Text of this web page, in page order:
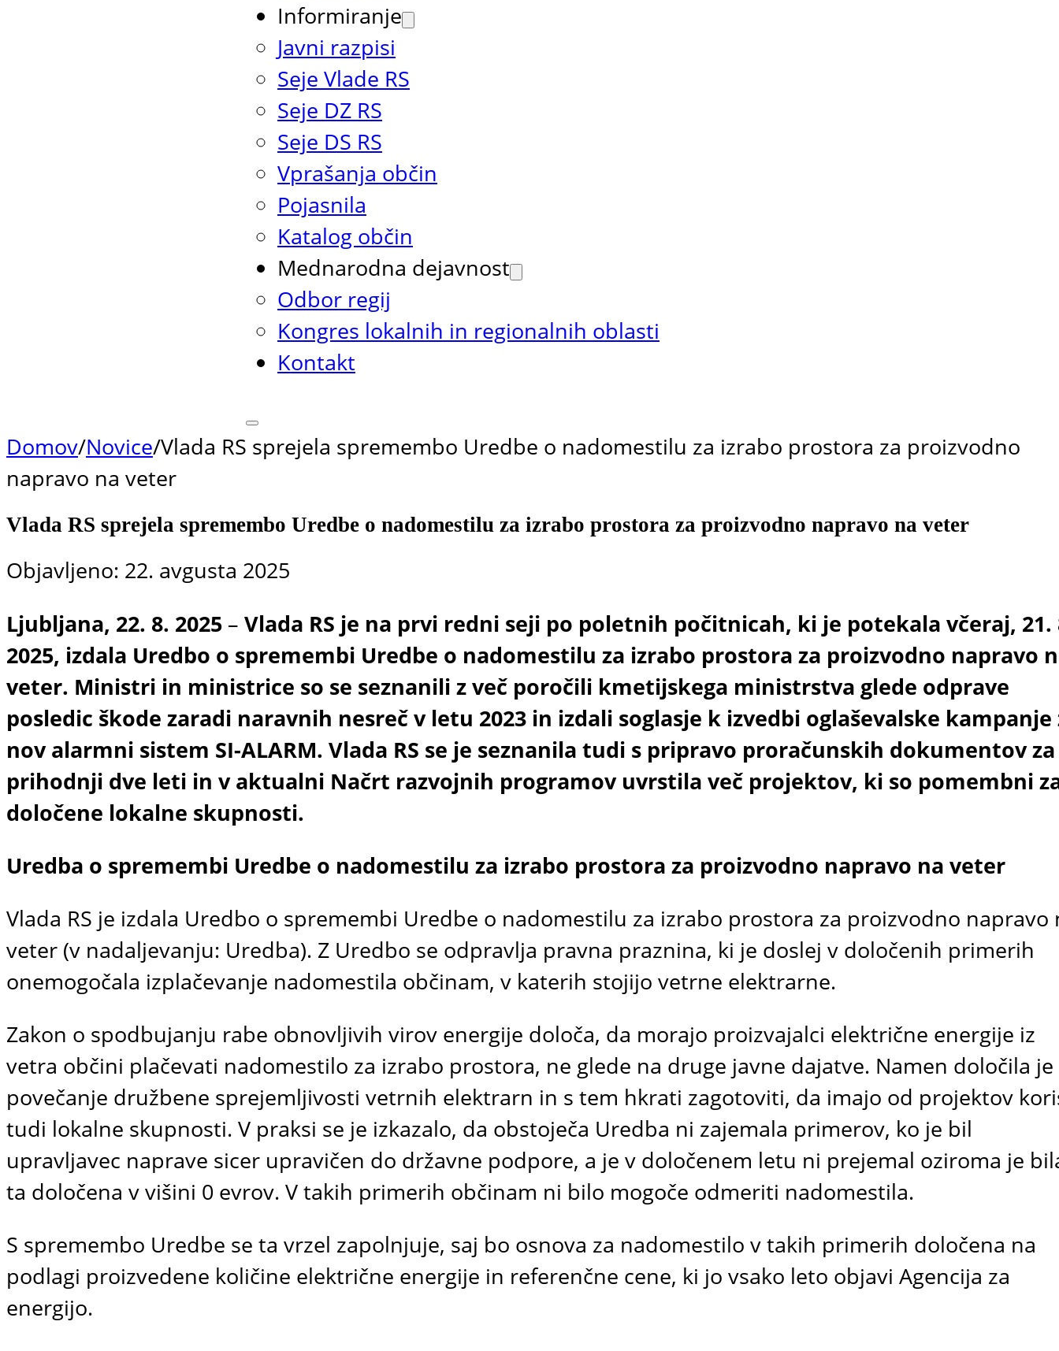
Informiranje
Javni razpisi
Seje Vlade RS
Seje DZ RS
Seje DS RS
Vprašanja občin
Pojasnila
Katalog občin
Mednarodna dejavnost
Odbor regij
Kongres lokalnih in regionalnih oblasti
Kontakt
Domov/Novice/Vlada RS sprejela spremembo Uredbe o nadomestilu za izrabo prostora za proizvodno
napravo na veter
Vlada RS sprejela spremembo Uredbe o nadomestilu za izrabo prostora za proizvodno napravo na veter
Objavljeno: 22. avgusta 2025
Ljubljana, 22. 8. 2025 – Vlada RS je na prvi redni seji po poletnih počitnicah, ki je potekala včeraj, 21.
2025, izdala Uredbo o spremembi Uredbe o nadomestilu za izrabo prostora za proizvodno napravo
veter. Ministri in ministrice so se seznanili z več poročili kmetijskega ministrstva glede odprave
posledic škode zaradi naravnih nesreč v letu 2023 in izdali soglasje k izvedbi oglaševalske kampanje
nov alarmni sistem SI-ALARM. Vlada RS se je seznanila tudi s pripravo proračunskih dokumentov za
prihodnji dve leti in v aktualni Načrt razvojnih programov uvrstila več projektov, ki so pomembni
določene lokalne skupnosti.
Uredba o spremembi Uredbe o nadomestilu za izrabo prostora za proizvodno napravo na veter
Vlada RS je izdala Uredbo o spremembi Uredbe o nadomestilu za izrabo prostora za proizvodno napravo
veter (v nadaljevanju: Uredba). Z Uredbo se odpravlja pravna praznina, ki je doslej v določenih primerih
onemogočala izplačevanje nadomestila občinam, v katerih stojijo vetrne elektrarne.
Zakon o spodbujanju rabe obnovljivih virov energije določa, da morajo proizvajalci električne energije iz
vetra občini plačevati nadomestilo za izrabo prostora, ne glede na druge javne dajatve. Namen določila je
povečanje družbene sprejemljivosti vetrnih elektrarn in s tem hkrati zagotoviti, da imajo od projektov
tudi lokalne skupnosti. V praksi se je izkazalo, da obstoječa Uredba ni zajemala primerov, ko je bil
upravljavec naprave sicer upravičen do državne podpore, a je v določenem letu ni prejemal oziroma je
ta določena v višini 0 evrov. V takih primerih občinam ni bilo mogoče odmeriti nadomestila.
S spremembo Uredbe se ta vrzel zapolnjuje, saj bo osnova za nadomestilo v takih primerih določena na
podlagi proizvedene količine električne energije in referenčne cene, ki jo vsako leto objavi Agencija za
energijo.